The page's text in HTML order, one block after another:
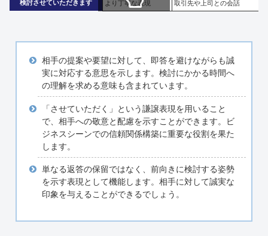
検討させていただきます より丁寧な表現 取引先や上司との会話
相手の提案や要望に対して、即答を避けながらも誠
実に対応する意思を示します。検討にかかる時間へ
の理解を求める意味も含まれています。
「させていただく」という謙譲表現を用いること
で、相手への敬意と配慮を示すことができます。ビ
ジネスシーンでの信頼関係構築に重要な役割を果た
します。
単なる返答の保留ではなく、前向きに検討する姿勢
を示す表現として機能します。相手に対して誠実な
印象を与えることができるでしょう。